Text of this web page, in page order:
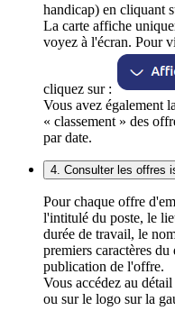
handicap) en cliquant
La carte affiche
voyez à l'écran. Pour
cliquez sur :
Vous avez également
« classement » des
par date.
4. Consulter les offres
Pour chaque offre
l'intitulé du poste, le
durée de travail, le
premiers caractères
publication de l'offre.
Vous accédez au
ou sur le logo sur la